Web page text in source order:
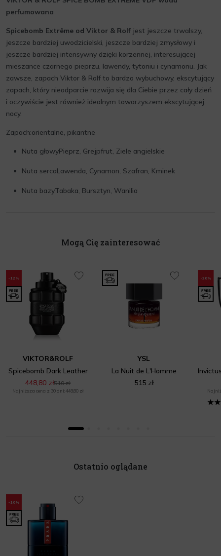
perfumowana
Spicebomb Extrême od Viktor & Rolf jest jeszcze trwalszy,
jeszcze bardziej uwodzicielski, jeszcze bardziej zmysłowy i
jeszcze bardziej intensywny dzięki korzennej, interesującej
mieszance czarnego pieprzu, lawendy, tytoniu i cynamonu. Jak
zawsze, zapach Viktor & Rolf to bardzo wybuchowy, ekscytujący
zapach, który nieodparcie rozwija się dla Ciebie przez cały dzień
i oczywiście jest również idealnym towarzyszem ekscytującej
nocy.
Zapach:orientalne, pikantne
Nuta głowyPieprz, Grejpfrut, Ziele angielskie
Nuta sercaLawenda, Cynamon, Szafran, Kminek
Nuta bazyTabaka, Bursztyn, Wanilia
Mogą Cię zainteresować
-12%
VIKTOR&ROLF
Spicebomb Dark Leather
448,80 zł510 zł
Najniższa cena z 30 dni: 448,80 zł
YSL
La Nuit de L'Homme
515 zł
-20%
Ostatnio oglądane
-10%